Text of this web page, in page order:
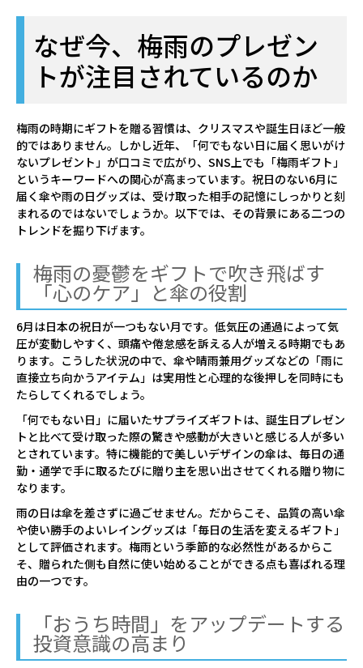
①沈みがちな気分を明るくする「心のケ
ア」
②実用性が高くすぐに使える「生活の質
③意外性による「特別感」の演出
03失敗しない！梅雨のプレゼント選び
での3つの重要ポイント
①「季節感」を大切にする
③相手の「おうちスタイル」に合わせる
04【価格帯別】梅雨を彩るおすすめギ
フト厳選10選
～5,000円
【雨傘】ポール&ジョー(PAUL & JOE
ACCESSOIRES) クリザンテーム 折りたた
み傘 5段ミニ【公式ムーンバット】 レデ
ィース 花 UV加工 ポーチ スタイル グラ
ス骨
【レイングッズ】エスタ (estaa) くっつ
きタオル
【雨傘】エスタ (estaa) スモールガーデ
UV対応
5,000円～
なぜ今、梅雨のプレゼン
トが注目されているのか
梅雨の時期にギフトを贈る習慣は、クリスマスや誕生日ほど一般
的ではありません。しかし近年、「何でもない日に届く思いがけ
ないプレゼント」が口コミで広がり、SNS上でも「梅雨ギフト」
というキーワードへの関心が高まっています。祝日のない6月に
届く傘や雨の日グッズは、受け取った相手の記憶にしっかりと刻
まれるのではないでしょうか。以下では、その背景にある二つの
トレンドを掘り下げます。
梅雨の憂鬱をギフトで吹き飛ばす
「心のケア」と傘の役割
6月は日本の祝日が一つもない月です。低気圧の通過によって気
圧が変動しやすく、頭痛や倦怠感を訴える人が増える時期でもあ
ります。こうした状況の中で、傘や晴雨兼用グッズなどの「雨に
直接立ち向かうアイテム」は実用性と心理的な後押しを同時にも
たらしてくれるでしょう。
「何でもない日」に届いたサプライズギフトは、誕生日プレゼン
トと比べて受け取った際の驚きや感動が大きいと感じる人が多い
とされています。特に機能的で美しいデザインの傘は、毎日の通
勤・通学で手に取るたびに贈り主を思い出させてくれる贈り物に
なります。
雨の日は傘を差さずに過ごせません。だからこそ、品質の高い傘
や使い勝手のよいレイングッズは「毎日の生活を変えるギフト」
として評価されます。梅雨という季節的な必然性があるからこ
そ、贈られた側も自然に使い始めることができる点も喜ばれる理
由の一つです。
「おうち時間」をアップデートする
投資意識の高まり